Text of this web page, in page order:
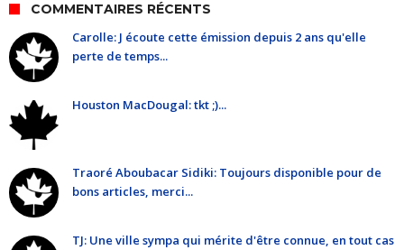
COMMENTAIRES RÉCENTS
Carolle: J écoute cette émission depuis 2 ans qu'elle
perte de temps...
Houston MacDougal: tkt ;)...
Traoré Aboubacar Sidiki: Toujours disponible pour de
bons articles, merci...
TJ: Une ville sympa qui mérite d'être connue, en tout cas